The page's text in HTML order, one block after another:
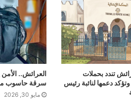
وضغوط المحيط الاجتماعي
القوية أحدهما مبحوث عنه وطنياً
تندد بحملات
دعمها لنائبة رئيس
العرائش..
سرقة حاسوب
مايو 30, 2026